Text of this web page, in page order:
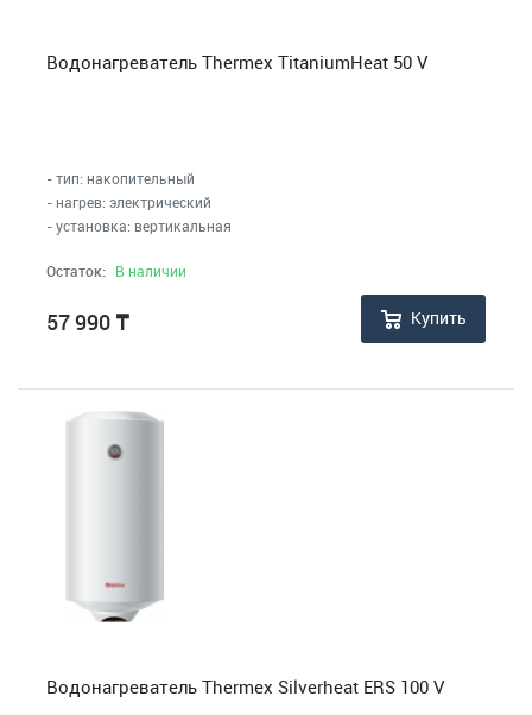
Водонагреватель Thermex TitaniumHeat 50 V
- тип: накопительный
- нагрев: электрический
- установка: вертикальная
Остаток: В наличии
57 990 ₸ Купить
Водонагреватель Thermex Silverheat ERS 100 V